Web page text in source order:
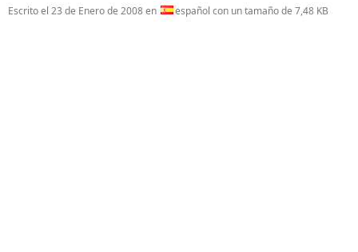
Escrito el 23 de Enero de 2008en español con un tamaño de 7,48 KB